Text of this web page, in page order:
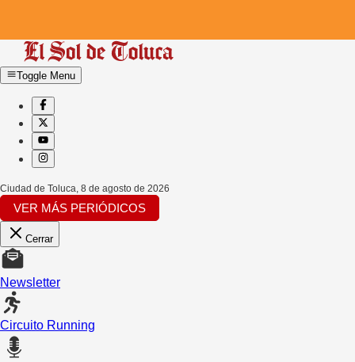
Toggle Menu
Ciudad de Toluca 8 de agosto de 2026
VER MÁS PERIÓDICOS
Cerrar
Newsletter
Circuito Running